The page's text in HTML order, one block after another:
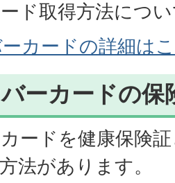
ド取得方法につ
カードの詳細は
ーカードの保
ードを健康保険
法があります。